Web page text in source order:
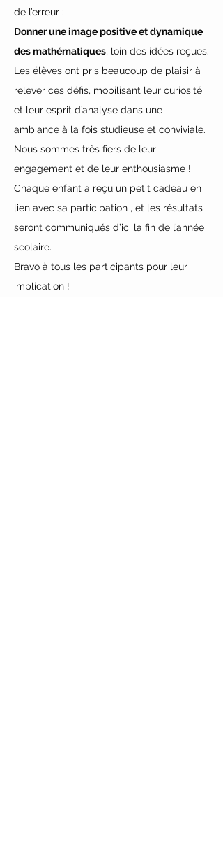
de l’erreur ;
Donner une image positive et dynamique
des mathématiques, loin des idées reçues.
Les élèves ont pris beaucoup de plaisir à
relever ces défis, mobilisant leur curiosité
et leur esprit d’analyse dans une
ambiance à la fois studieuse et conviviale.
Nous sommes très fiers de leur
engagement et de leur enthousiasme !
Chaque enfant a reçu un petit cadeau en
lien avec sa participation , et les résultats
seront communiqués d’ici la fin de l’année
scolaire.
Bravo à tous les participants pour leur
implication !